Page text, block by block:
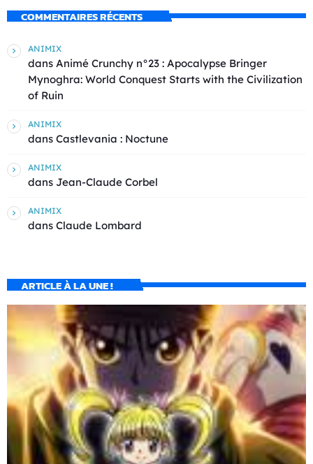
COMMENTAIRES RÉCENTS
ANIMIX
dans Animé Crunchy n°23 : Apocalypse Bringer
Mynoghra: World Conquest Starts with the Civilization
of Ruin
ANIMIX
dans Castlevania : Noctune
ANIMIX
dans Jean-Claude Corbel
ANIMIX
dans Claude Lombard
ARTICLE À LA UNE !